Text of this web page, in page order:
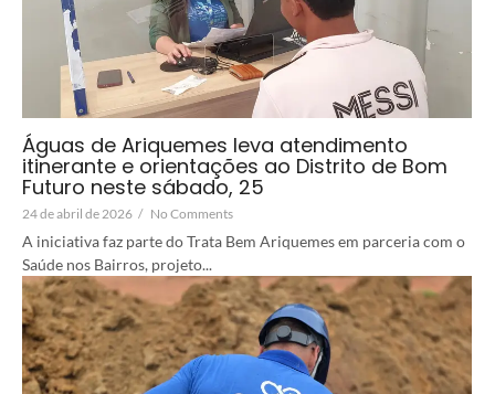
Águas de Ariquemes leva atendimento
itinerante e orientações ao Distrito de Bom
Futuro neste sábado, 25
24 de abril de 2026 / No Comments
A iniciativa faz parte do Trata Bem Ariquemes em parceria com o
Saúde nos Bairros, projeto...